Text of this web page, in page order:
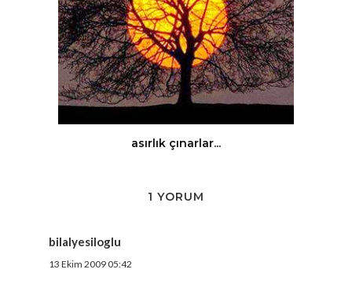
asırlık çınarlar...
1 YORUM
bilalyesiloglu
13 Ekim 2009 05:42